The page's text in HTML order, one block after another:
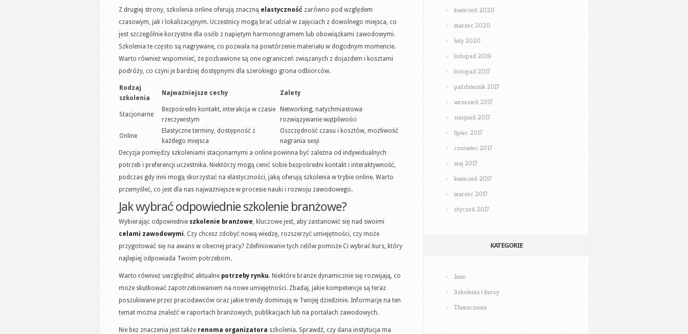
Z drugiej strony, szkolenia online oferują znaczną elastyczność zarówno pod względem
czasowym, jak i lokalizacyjnym. Uczestnicy mogą brać udział w zajęciach z dowolnego miejsca, co
jest szczególnie korzystne dla osób z napiętym harmonogramem lub obowiązkami zawodowymi.
Szkolenia te często są nagrywane, co pozwala na powtórzenie materiału w dogodnym momencie.
Warto również wspomnieć, że pozbawione są one ograniczeń związanych z dojazdem i kosztami
podróży, co czyni je bardziej dostępnymi dla szerokiego grona odbiorców.
Rodzaj
szkolenia
Najważniejsze cechy Zalety
Stacjonarne
Bezpośredni kontakt, interakcja w czasie
rzeczywistym
Networking, natychmiastowa
rozwiązywanie wątpliwości
Online
Elastyczne terminy, dostępność z
każdego miejsca
Oszczędność czasu i kosztów, możliwość
nagrania sesji
Decyzja pomiędzy szkoleniami stacjonarnymi a online powinna być zależna od indywidualnych
potrzeb i preferencji uczestnika. Niektórzy mogą cenić sobie bezpośredni kontakt i interaktywność,
podczas gdy inni mogą skorzystać na elastyczności, jaką oferują szkolenia w trybie online. Warto
przemyśleć, co jest dla nas najważniejsze w procesie nauki i rozwoju zawodowego.
Jak wybrać odpowiednie szkolenie branżowe?
Wybierając odpowiednie szkolenie branżowe , kluczowe jest, aby zastanowić się nad swoimi
celami zawodowymi. Czy chcesz zdobyć nową wiedzę, rozszerzyć umiejętności, czy może
przygotować się na awans w obecnej pracy? Zdefiniowanie tych celów pomoże Ci wybrać kurs, który
najlepiej odpowiada Twoim potrzebom.
Warto również uwzględnić aktualne potrzeby rynku. Niektóre branże dynamicznie się rozwijają, co
może skutkować zapotrzebowaniem na nowe umiejętności. Zbadaj, jakie kompetencje są teraz
poszukiwane przez pracodawców oraz jakie trendy dominują w Twojej dziedzinie. Informacje na ten
temat można znaleźć w raportach branżowych, publikacjach lub na portalach zawodowych.
Nie bez znaczenia jest także renoma organizatora szkolenia. Sprawdź, czy dana instytucja ma
kwiecień 2020
marzec 2020
luty 2020
listopad 2019
listopad 2017
październik 2017
wrzesień 2017
sierpień 2017
lipiec 2017
czerwiec 2017
maj 2017
kwiecień 2017
marzec 2017
styczeń 2017
KATEGORIE
Inne
Szkolenia i kursy
Tłumaczenia